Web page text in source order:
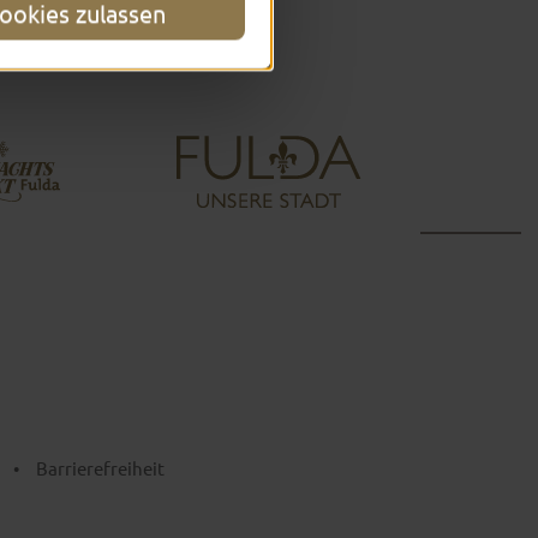
zulassen
• Barrierefreiheit